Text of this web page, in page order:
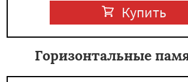
Купить
Горизонтальные